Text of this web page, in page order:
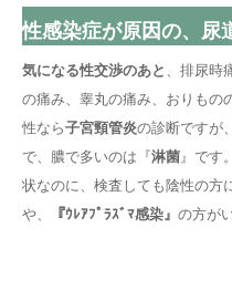
性感染症が原因の、尿
気になる性交渉のあと 、排尿時
の痛み、睾丸の痛み、おりもの
性なら子宮頸管炎の診断ですが
で、膿で多いのは『淋菌』です
状なのに、検査しても陰性の方
や、
『ｳﾚｱﾌﾟﾗｽﾞﾏ感染』 の方が